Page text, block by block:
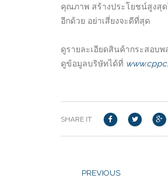
คุณภาพ สร้างประโยชน์สูงสุด
อีกด้วย อย่าเสี่ยงจะดีที่สุด
ดูรายละเอียดสินค้ากระสอบ
ดูข้อมูลบริษัทได้ที่
SHARE IT
PREVIOUS